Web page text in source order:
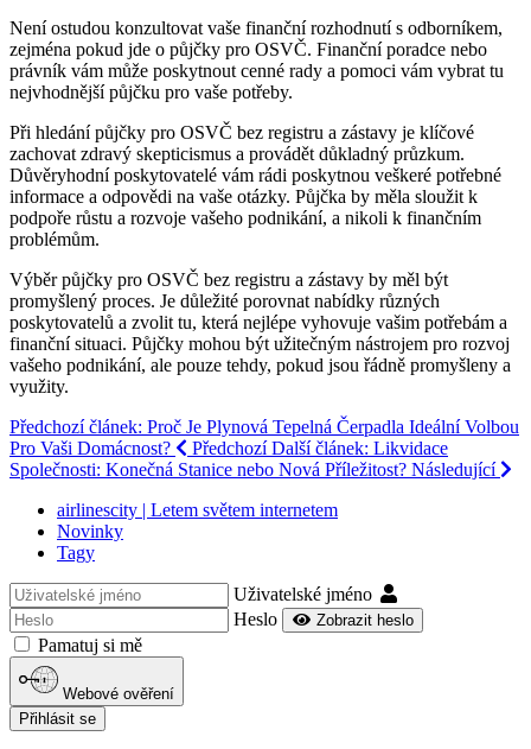
Není ostudou konzultovat vaše finanční rozhodnutí s odborníkem,
zejména pokud jde o půjčky pro OSVČ. Finanční poradce nebo
právník vám může poskytnout cenné rady a pomoci vám vybrat tu
nejvhodnější půjčku pro vaše potřeby.
Při hledání půjčky pro OSVČ bez registru a zástavy je klíčové
zachovat zdravý skepticismus a provádět důkladný průzkum.
Důvěryhodní poskytovatelé vám rádi poskytnou veškeré potřebné
informace a odpovědi na vaše otázky. Půjčka by měla sloužit k
podpoře růstu a rozvoje vašeho podnikání, a nikoli k finančním
problémům.
Výběr půjčky pro OSVČ bez registru a zástavy by měl být
promyšlený proces. Je důležité porovnat nabídky různých
poskytovatelů a zvolit tu, která nejlépe vyhovuje vašim potřebám a
finanční situaci. Půjčky mohou být užitečným nástrojem pro rozvoj
vašeho podnikání, ale pouze tehdy, pokud jsou řádně promyšleny a
využity.
Předchozí článek: Proč Je Plynová Tepelná Čerpadla Ideální Volbou
Pro Vaši Domácnost?
Předchozí Další článek: Likvidace
Společnosti: Konečná Stanice nebo Nová Příležitost? Následující
airlinescity | Letem světem internetem
Novinky
Tagy
Uživatelské jméno
Heslo
Zobrazit heslo
Pamatuj si mě
Webové ověření
Přihlásit se